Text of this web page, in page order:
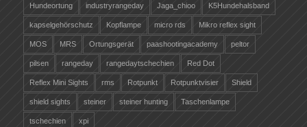
Hundeortung industryrangeday Jaga_chioo K5Hundehalsband
kapselgehörschutz Kopflampe micro rds Mikro reflex sight
MOS MRS Ortungsgerät paashootingacademy peltor
pilsen rangeday rangedaytschechien Red Dot
Reflex Mini Sights rms Rotpunkt Rotpunktvisier Shield
shield sights steiner steiner hunting Taschenlampe
tschechien xpi